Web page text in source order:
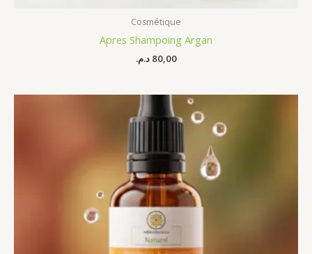
Cosmétique
Apres Shampoing Argan
80,00 د.م.